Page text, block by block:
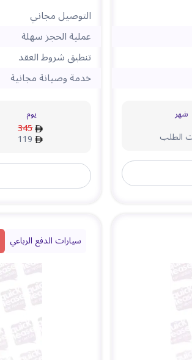
شهر
الطلب
التوصيل مجاني
عملية الحجز سهلة
تنطبق شروط العقد
خدمة وصيانة مجانية
يوم
345
119
سيارات الدفع الرباعي